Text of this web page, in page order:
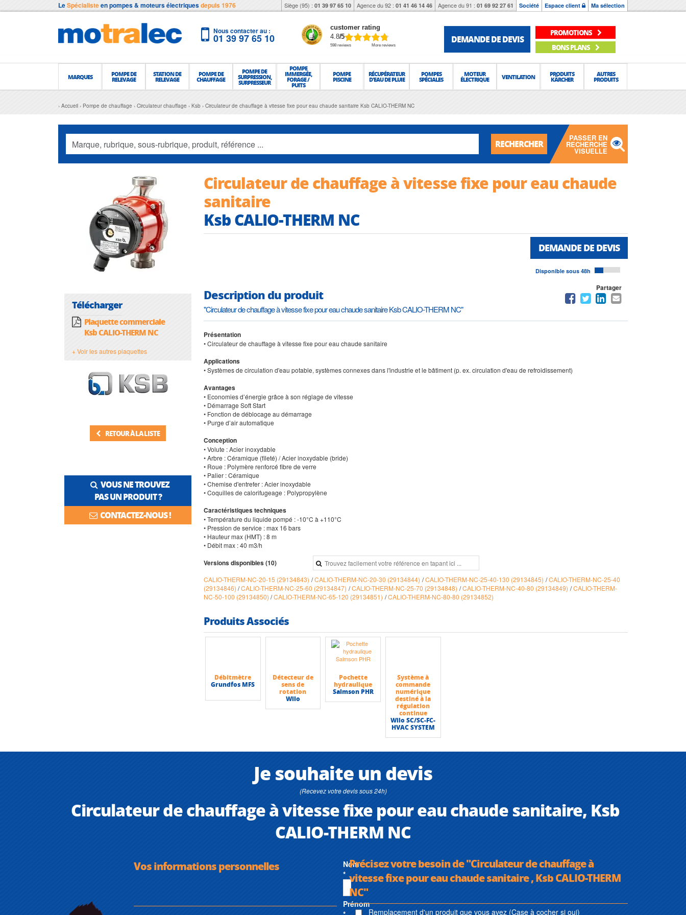
LeSpécialisteen pompes & moteurs électriquesdepuis 1976 Siège (95) : 01 39 97 65 10 Agence du 92 : 01 41 46 14 46 Agence du 91 : 01 69 92 27 61 Société Espace client Ma sélection
Nous contacter au :
01 39 97 65 10
customer rating
4.8/5
598 reviews More reviews
DEMANDE DE DEVIS
PROMOTIONS
BONS PLANS
MARQUES POMPE DE
RELEVAGE
STATION DE
RELEVAGE
POMPE DE
CHAUFFAGE
POMPE DE
SURPRESSION,
SURPRESSEUR
POMPE
IMMERGÉE,
FORAGE /
PUITS
POMPE
PISCINE
RÉCUPÉRATEUR
D'EAU DE PLUIE
POMPES
SPÉCIALES
MOTEUR
ÉLECTRIQUE VENTILATION PRODUITS
KÄRCHER
AUTRES
PRODUITS
Accueil Pompe de chauffage Circulateur chauffage Ksb Circulateur de chauffage à vitesse fixe pour eau chaude sanitaire Ksb CALIO-THERM NC
RECHERCHER
PASSER EN
RECHERCHE
VISUELLE
Télécharger
Plaquette commerciale
Ksb CALIO-THERM NC
+ Voir les autres plaquettes
RETOUR À LA LISTE
VOUS NE TROUVEZ
PAS UN PRODUIT ?
CONTACTEZ-NOUS !
Circulateur de chauffage à vitesse fixe pour eau chaude
sanitaire
Ksb CALIO-THERM NC
DEMANDE DE DEVIS
Disponible sous 48h
Description du produit
"Circulateur de chauffage à vitesse fixe pour eau chaude sanitaire Ksb CALIO-THERM NC"
Partager
Présentation
• Circulateur de chauffage à vitesse fixe pour eau chaude sanitaire
Applications
• Systèmes de circulation d'eau potable, systèmes connexes dans l'industrie et le bâtiment (p. ex. circulation d'eau de refroidissement)
Avantages
• Economies d’énergie grâce à son réglage de vitesse
• Démarrage Soft Start
• Fonction de déblocage au démarrage
• Purge d’air automatique
Conception
• Volute : Acier inoxydable
• Arbre : Céramique (fileté) / Acier inoxydable (bride)
• Roue : Polymère renforcé fibre de verre
• Palier : Céramique
• Chemise d'entrefer : Acier inoxydable
• Coquilles de calorifugeage : Polypropylène
Caractéristiques techniques
• Température du liquide pompé : -10°C à +110°C
• Pression de service : max 16 bars
• Hauteur max (HMT) : 8 m
• Débit max : 40 m3/h
Versions disponibles (10)
CALIO-THERM-NC-20-15 (29134843) /CALIO-THERM-NC-20-30 (29134844) /CALIO-THERM-NC-25-40-130 (29134845) /CALIO-THERM-NC-25-40
(29134846) /CALIO-THERM-NC-25-60 (29134847) /CALIO-THERM-NC-25-70 (29134848) /CALIO-THERM-NC-40-80 (29134849) /CALIO-THERM-
NC-50-100 (29134850) /CALIO-THERM-NC-65-120 (29134851) /CALIO-THERM-NC-80-80 (29134852)
Produits Associés
Débitmètre
Grundfos MFS
Détecteur de
sens de
rotation
Wilo
Pochette
hydraulique
Salmson PHR
Système à
commande
numérique
destiné à la
régulation
continue
Wilo SC/SC-FC-
HVAC SYSTEM
Je souhaite un devis
(Recevez votre devis sous 24h)
Circulateur de chauffage à vitesse fixe pour eau chaude sanitaire, Ksb
CALIO-THERM NC
Vos informations personnelles
Nom
*
Prénom
Précisez votre besoin de "Circulateur de chauffage à
vitesse fixe pour eau chaude sanitaire , Ksb CALIO-THERM
NC"
Remplacement d'un produit que vous avez (Case à cocher si oui)